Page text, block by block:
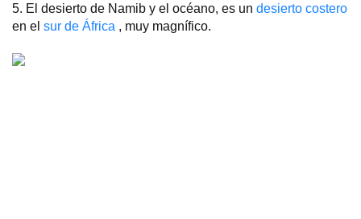
5. El desierto de Namib y el océano, es un desierto costero
en el sur de África , muy magnífico.